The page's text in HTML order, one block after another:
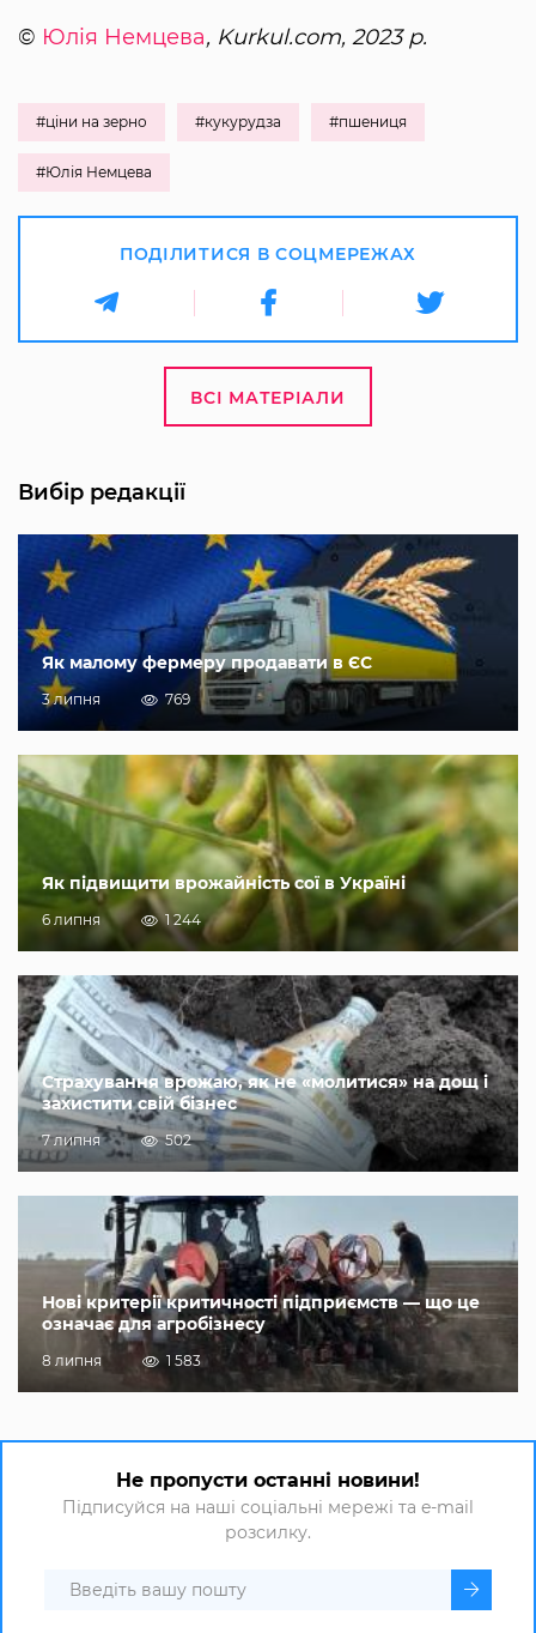
© Юлія Немцева, Kurkul.com, 2023 р.
#ціни на зерно #кукурудза #пшениця
#Юлія Немцева
ПОДІЛИТИСЯ В СОЦМЕРЕЖАХ
ВСІ МАТЕРІАЛИ
Вибір редакції
Як малому фермеру продавати в ЄС
3 липня 769
Як підвищити врожайність сої в Україні
6 липня 1 244
Страхування врожаю, як не «молитися» на дощ і
захистити свій бізнес
7 липня 502
Нові критерії критичності підприємств — що це
означає для агробізнесу
8 липня 1 583
Не пропусти останні новини!
Підписуйся на наші соціальні мережі та e-mail
розсилку.